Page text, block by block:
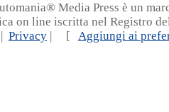
Media Press è un
on line iscritta nel Registro
| Privacy | [ Aggiungi ai